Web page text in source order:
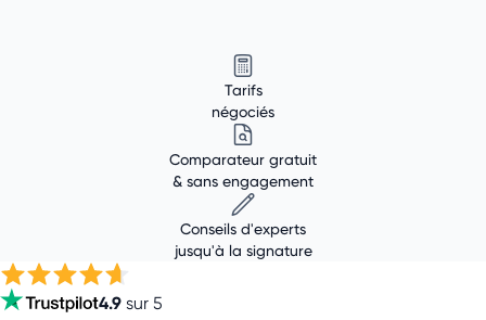
Tarifs
négociés
Comparateur gratuit
& sans engagement
Conseils d'experts
jusqu'à la signature
4.9 sur 5